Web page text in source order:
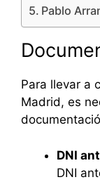
Pablo
Para llevar a
Madrid, es
DNI
DNI